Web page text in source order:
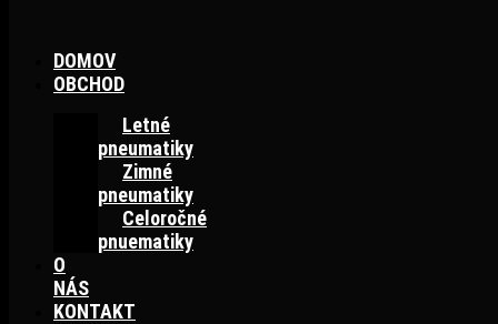
DOMOV
OBCHOD
Letné
pneumatiky
Zimné
pneumatiky
Celoročné
pnuematiky
O
NÁS
KONTAKT